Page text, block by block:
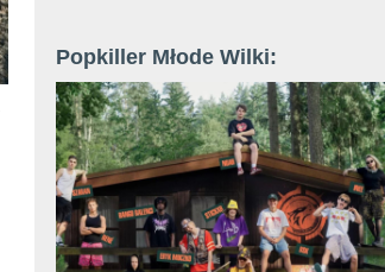
Popkiller Młode Wilki: